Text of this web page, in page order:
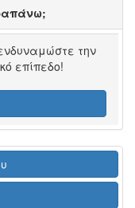
την
επίπεδο!